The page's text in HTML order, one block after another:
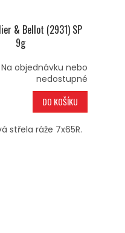
& Bellot (2931) SP
9g
Na objednávku nebo
nedostupné
DO KOŠÍKU
střela ráže 7x65R.